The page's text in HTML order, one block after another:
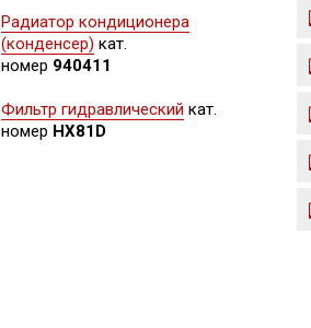
Радиатор кондиционера
(конденсер) кат.
номер 940411
Фильтр гидравлический кат.
номер HX81D